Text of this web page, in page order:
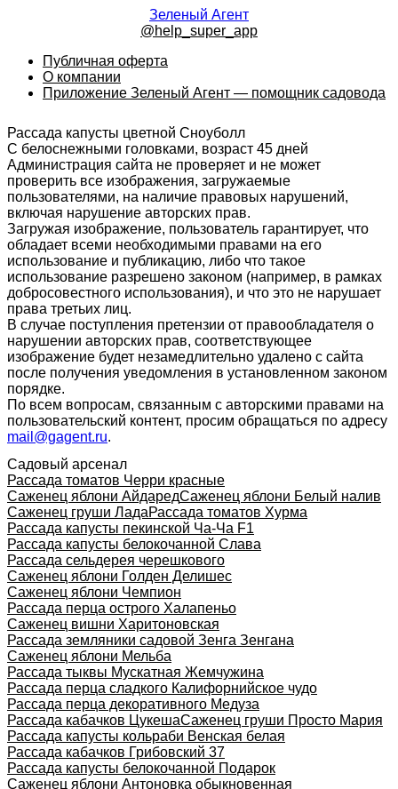
Зеленый Агент
@help_super_app
Публичная оферта
О компании
Приложение Зеленый Агент — помощник садовода
Рассада капусты цветной Сноуболл
С белоснежными головками, возраст 45 дней
Администрация сайта не проверяет и не может
проверить все изображения, загружаемые
пользователями, на наличие правовых нарушений,
включая нарушение авторских прав.
Загружая изображение, пользователь гарантирует, что
обладает всеми необходимыми правами на его
использование и публикацию, либо что такое
использование разрешено законом (например, в рамках
добросовестного использования), и что это не нарушает
права третьих лиц.
В случае поступления претензии от правообладателя о
нарушении авторских прав, соответствующее
изображение будет незамедлительно удалено с сайта
после получения уведомления в установленном законом
порядке.
По всем вопросам, связанным с авторскими правами на
пользовательский контент, просим обращаться по адресу
mail@gagent.ru.
Садовый арсенал
Рассада томатов Черри красные
Саженец яблони АйдаредСаженец яблони Белый налив
Саженец груши ЛадаРассада томатов Хурма
Рассада капусты пекинской Ча-Ча F1
Рассада капусты белокочанной Слава
Рассада сельдерея черешкового
Саженец яблони Голден Делишес
Саженец яблони Чемпион
Рассада перца острого Халапеньо
Саженец вишни Харитоновская
Рассада земляники садовой Зенга Зенгана
Саженец яблони Мельба
Рассада тыквы Мускатная Жемчужина
Рассада перца сладкого Калифорнийское чудо
Рассада перца декоративного Медуза
Рассада кабачков ЦукешаСаженец груши Просто Мария
Рассада капусты кольраби Венская белая
Рассада кабачков Грибовский 37
Рассада капусты белокочанной Подарок
Саженец яблони Антоновка обыкновенная